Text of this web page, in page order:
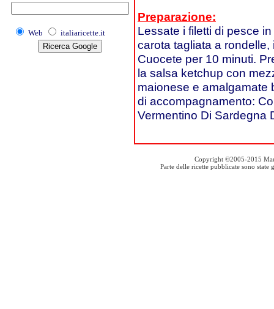
Web italiaricette.it
Preparazione:
Lessate i filetti di pesce
carota tagliata a
Cuocete per 10 minuti.
la salsa ketchup con
maionese e amalgamate
di accompagnamento:
Vermentino Di Sardegna
Copyright ©2005-2015
Parte delle ricette pubblicate sono state